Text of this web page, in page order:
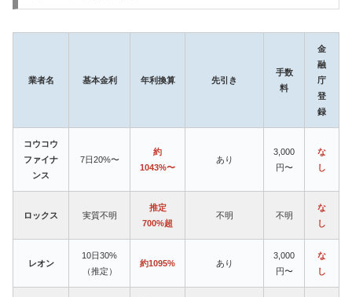
業者名 基本金利 年利換算 先引き
手数
料
金
融
庁
登
録
コウコウ
ファイナ
ンス
7日20%〜
約
1043%〜
あり
3,000
円〜
な
し
ロックス 実質不明
推定
700%超
不明 不明
な
し
レオン
10日30%
（推定）
約1095% あり
3,000
円〜
な
し